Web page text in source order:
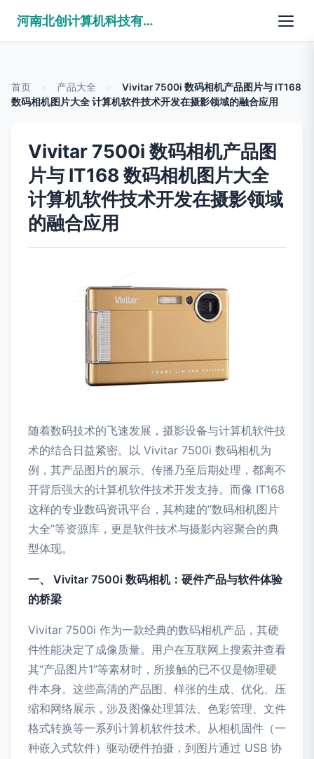
河南北创计算机科技有限公司
首页 产品大全
Vivitar 7500i 数码相机产品图片与 IT168
数码相机图片大全 计算机软件技术开发在摄影领域的融合应用
Vivitar 7500i 数码相机产品图
片与 IT168 数码相机图片大全
计算机软件技术开发在摄影领域
的融合应用
随着数码技术的飞速发展，摄影设备与计算机软件技
术的结合日益紧密。以 Vivitar 7500i 数码相机为
例，其产品图片的展示、传播乃至后期处理，都离不
开背后强大的计算机软件技术开发支持。而像 IT168
这样的专业数码资讯平台，其构建的“数码相机图片
大全”等资源库，更是软件技术与摄影内容聚合的典
型体现。
一、 Vivitar 7500i 数码相机：硬件产品与软件体验
的桥梁
Vivitar 7500i 作为一款经典的数码相机产品，其硬
件性能决定了成像质量。用户在互联网上搜索并查看
其“产品图片1”等素材时，所接触的已不仅是物理硬
件本身。这些高清的产品图、样张的生成、优化、压
缩和网络展示，涉及图像处理算法、色彩管理、文件
格式转换等一系列计算机软件技术。从相机固件（一
种嵌入式软件）驱动硬件拍摄，到图片通过 USB 协